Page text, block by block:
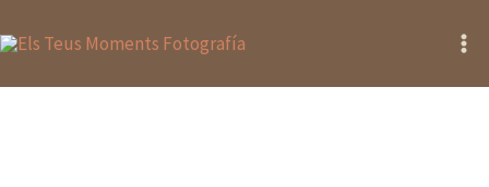
al